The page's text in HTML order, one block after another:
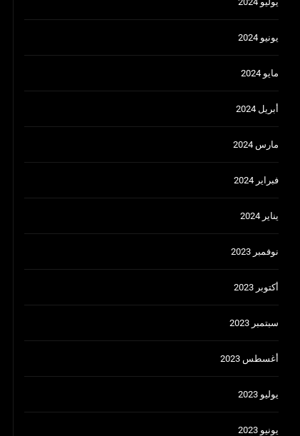
يونيو 2024
مايو 2024
أبريل 2024
مارس 2024
فبراير 2024
يناير 2024
نوفمبر 2023
أكتوبر 2023
سبتمبر 2023
أغسطس 2023
يوليو 2023
يونيو 2023